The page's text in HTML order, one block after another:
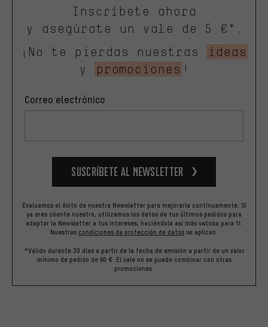
Inscríbete ahora
y asegúrate un vale de 5 €*.
¡No te pierdas nuestras
ideas
y
promociones !
Correo electrónico
Suscríbete al newsletter
Evaluamos el éxito de nuestra Newsletter para mejorarla continuamente. Si
ya eres cliente nuestro, utilizamos los datos de tus últimos pedidos para
adaptar la Newsletter a tus intereses, haciéndola así más valiosa para ti.
Nuestras condiciones de protección de datos se aplican.
*Válido durante 30 días a partir de la fecha de emisión a partir de un valor
mínimo de pedido de 60 €. El vale no se puede combinar con otras
promociones.